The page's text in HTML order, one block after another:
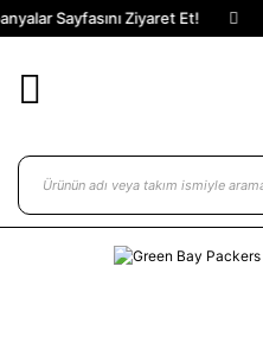
Sayfasını Ziyaret Et!